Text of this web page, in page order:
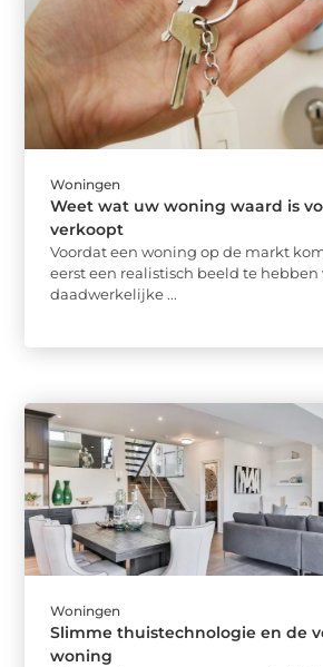
Woningen
Weet wat uw woning waard is
verkoopt
Voordat een woning op de markt
eerst een realistisch beeld te hebben
daadwerkelijke ...
Woningen
Slimme thuistechnologie en de
woning